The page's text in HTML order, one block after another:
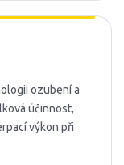
ozubení a
účinnost,
výkon při